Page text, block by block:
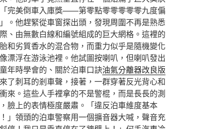
完美倒車入庫獎——第零點零零零零零九度偏
。他趕緊從車窗探出頭，發現周圍不再是熟悉
、由無數白線和編號組成的巨大網格。這裡的
和劣質香水的混合物，而重力似乎是隨機變化
漂浮在游泳池裡。他試圖按喇叭，但喇叭發出
年時學會的、關於泊車口訣油氣分離器改良版
了刺耳的剎車聲，接著，一群穿著反光背心和
來。這些人手裡拿的不是警棍，而是長長的測
臉上的表情極度嚴肅。「違反泊車維度基本
」領頭的泊車警察用一個擴音器大喊，聲音充